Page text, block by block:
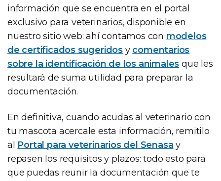
información que se encuentra en el portal
exclusivo para veterinarios, disponible en
nuestro sitio web: ahí contamos con modelos
de certificados sugeridos y comentarios
sobre la identificación de los animales que les
resultará de suma utilidad para preparar la
documentación.
En definitiva, cuando acudas al veterinario con
tu mascota acercale esta información, remitilo
al Portal para veterinarios del Senasa y
repasen los requisitos y plazos: todo esto para
que puedas reunir la documentación que te